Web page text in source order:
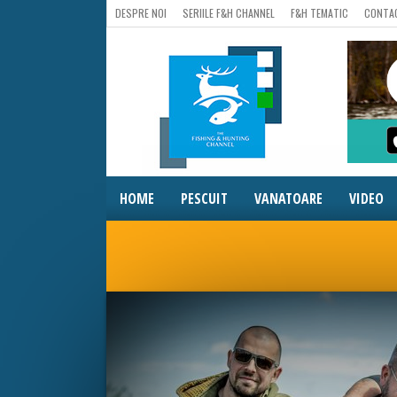
DESPRE NOI SERIILE F&H CHANNEL F&H TEMATIC
HOME PESCUIT VANATOARE VIDEO